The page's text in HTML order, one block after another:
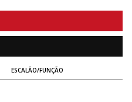
ESCALÃO/FUNÇÃO